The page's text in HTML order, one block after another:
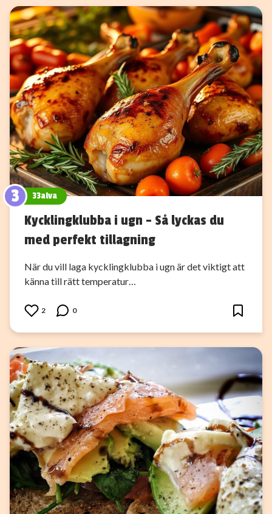
3 33alva
Kycklingklubba i ugn – Så lyckas du
med perfekt tillagning
När du vill laga kycklingklubba i ugn är det viktigt att
känna till rätt temperatur…
2 0